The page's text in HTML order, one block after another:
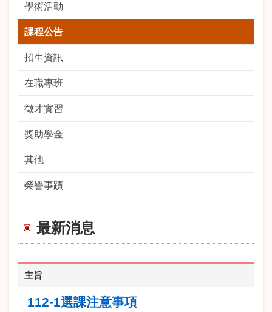
學術活動
課程公告
招生資訊
在職專班
徵才實習
獎助學金
其他
榮譽事蹟
最新消息
主旨
112-1選課注意事項